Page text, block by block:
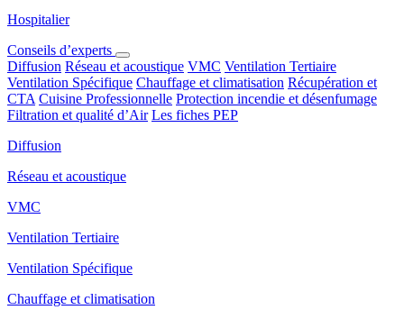
Hospitalier
Conseils d’experts
Diffusion Réseau et acoustique VMC Ventilation Tertiaire
Ventilation Spécifique Chauffage et climatisation Récupération et
CTA Cuisine Professionnelle Protection incendie et désenfumage
Filtration et qualité d’Air Les fiches PEP
Diffusion
Réseau et acoustique
VMC
Ventilation Tertiaire
Ventilation Spécifique
Chauffage et climatisation